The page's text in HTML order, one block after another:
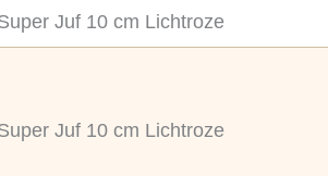
Juf 10 cm Lichtroze
Juf 10 cm Lichtroze